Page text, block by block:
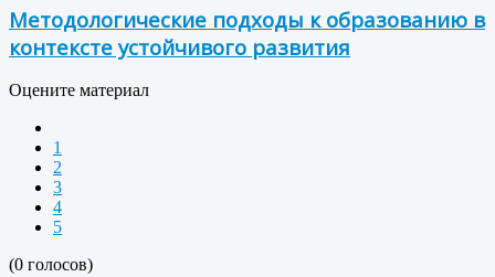
Методологические подходы к образованию в
контексте устойчивого развития
Оцените материал
1
2
3
4
5
(0 голосов)